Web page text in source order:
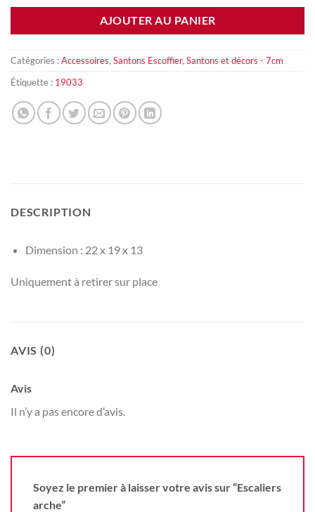
AJOUTER AU PANIER
Catégories :Accessoires, Santons Escoffier, Santons et décors - 7cm
Étiquette : 19033
DESCRIPTION
Dimension : 22 x 19 x 13
Uniquement à retirer sur place
AVIS (0)
Avis
Il n’y a pas encore d’avis.
Soyez le premier à laisser votre avis sur “Escaliers
arche”